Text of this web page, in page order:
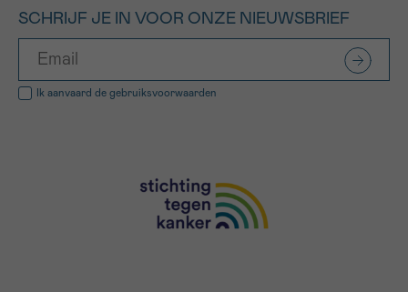
SCHRIJF JE IN VOOR ONZE NIEUWSBRIEF
Ik aanvaard de gebruiksvoorwaarden